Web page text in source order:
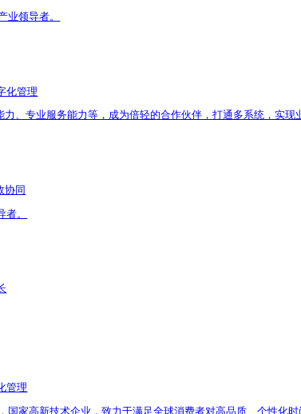
精细化管理
庭塑造更美好的生活。
500强，业务遍布全球150多个国家和地区。